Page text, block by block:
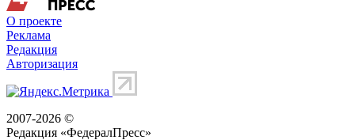
О проекте
Реклама
Редакция
Авторизация
2007-2026 ©
Редакция «ФедералПресс»